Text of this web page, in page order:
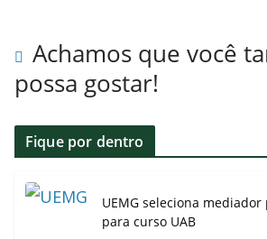
Achamos que você
possa gostar!
Fique por dentro
UEMG seleciona mediador
para curso UAB